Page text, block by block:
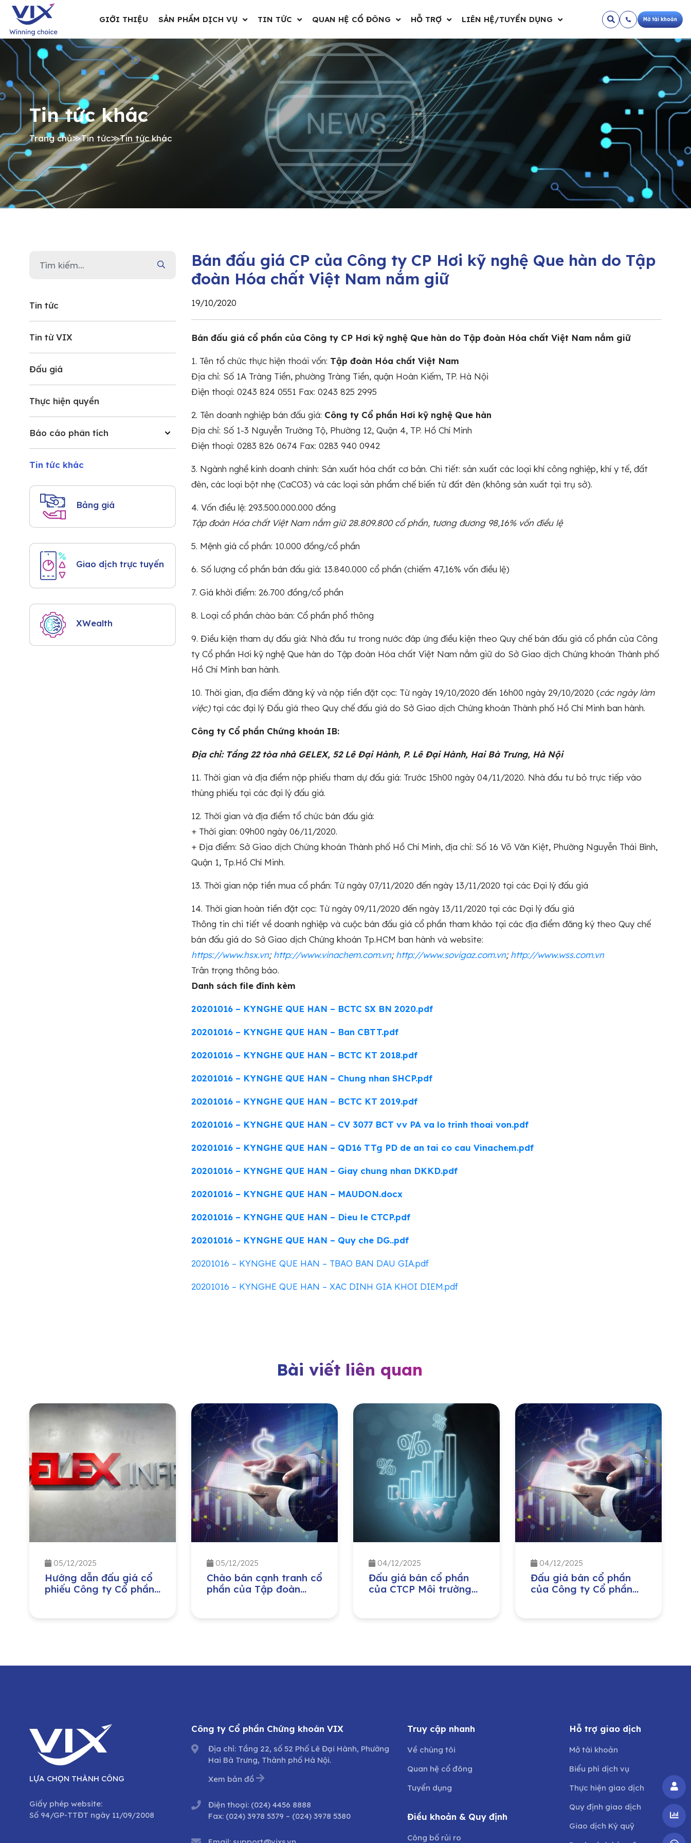
GIỚI THIỆU SẢN PHẨM DỊCH VỤ TIN TỨC QUAN HỆ CỔ ĐÔNG HỖ TRỢ LIÊN HỆ/TUYỂN DỤNG Mở tài khoản
Tin tức khác
Trang chủ≫Tin tức≫Tin tức khác
Tin tức
Tin từ VIX
Đấu giá
Thực hiện quyền
Báo cáo phân tích
Tin tức khác
Bảng giá
Giao dịch trực tuyến
XWealth
Bán đấu giá CP của Công ty CP Hơi kỹ nghệ Que hàn do Tập
đoàn Hóa chất Việt Nam nắm giữ
19/10/2020
Bán đấu giá cổ phần của Công ty CP Hơi kỹ nghệ Que hàn do Tập đoàn Hóa chất Việt Nam nắm giữ
1. Tên tổ chức thực hiện thoái vốn: Tập đoàn Hóa chất Việt Nam
Địa chỉ: Số 1A Tràng Tiền, phường Tràng Tiền, quận Hoàn Kiếm, TP. Hà Nội
Điện thoại: 0243 824 0551 Fax: 0243 825 2995
2. Tên doanh nghiệp bán đấu giá: Công ty Cổ phần Hơi kỹ nghệ Que hàn
Địa chỉ: Số 1-3 Nguyễn Trường Tộ, Phường 12, Quận 4, TP. Hồ Chí Minh
Điện thoại: 0283 826 0674 Fax: 0283 940 0942
3. Ngành nghề kinh doanh chính: Sản xuất hóa chất cơ bản. Chi tiết: sản xuất các loại khí công nghiệp, khí y tế, đất
đèn, các loại bột nhẹ (CaCO3) và các loại sản phẩm chế biến từ đất đèn (không sản xuất tại trụ sở).
4. Vốn điều lệ: 293.500.000.000 đồng
Tập đoàn Hóa chất Việt Nam nắm giữ 28.809.800 cổ phần, tương đương 98,16% vốn điều lệ
5. Mệnh giá cổ phần: 10.000 đồng/cổ phần
6. Số lượng cổ phần bán đấu giá: 13.840.000 cổ phần (chiếm 47,16% vốn điều lệ)
7. Giá khởi điểm: 26.700 đồng/cổ phần
8. Loại cổ phần chào bán: Cổ phần phổ thông
9. Điều kiện tham dự đấu giá: Nhà đầu tư trong nước đáp ứng điều kiện theo Quy chế bán đấu giá cổ phần của Công
ty Cổ phần Hơi kỹ nghệ Que hàn do Tập đoàn Hóa chất Việt Nam nắm giữ do Sở Giao dịch Chứng khoán Thành phố
Hồ Chí Minh ban hành.
10. Thời gian, địa điểm đăng ký và nộp tiền đặt cọc: Từ ngày 19/10/2020 đến 16h00 ngày 29/10/2020 (các ngày làm
việc)tại các đại lý Đấu giá theo Quy chế đấu giá do Sở Giao dịch Chứng khoán Thành phố Hồ Chí Minh ban hành.
Công ty Cổ phần Chứng khoán IB:
Địa chỉ: Tầng 22 tòa nhà GELEX, 52 Lê Đại Hành, P. Lê Đại Hành, Hai Bà Trưng, Hà Nội
11. Thời gian và địa điểm nộp phiếu tham dự đấu giá: Trước 15h00 ngày 04/11/2020. Nhà đầu tư bỏ trực tiếp vào
thùng phiếu tại các đại lý đấu giá.
12. Thời gian và địa điểm tổ chức bán đấu giá:
+ Thời gian: 09h00 ngày 06/11/2020.
+ Địa điểm: Sở Giao dịch Chứng khoán Thành phố Hồ Chí Minh, địa chỉ: Số 16 Võ Văn Kiệt, Phường Nguyễn Thái Bình,
Quận 1, Tp.Hồ Chí Minh.
13. Thời gian nộp tiền mua cổ phần: Từ ngày 07/11/2020 đến ngày 13/11/2020 tại các Đại lý đấu giá
14. Thời gian hoàn tiền đặt cọc: Từ ngày 09/11/2020 đến ngày 13/11/2020 tại các Đại lý đấu giá
Thông tin chi tiết về doanh nghiệp và cuộc bán đấu giá cổ phần tham khảo tại các địa điểm đăng ký theo Quy chế
bán đấu giá do Sở Giao dịch Chứng khoán Tp.HCM ban hành và website:
https://www.hsx.vn; http://www.vinachem.com.vn;http://www.sovigaz.com.vn;http://www.wss.com.vn
Trân trọng thông báo.
Danh sách file đính kèm
20201016 – KYNGHE QUE HAN – BCTC SX BN 2020.pdf
20201016 – KYNGHE QUE HAN – Ban CBTT.pdf
20201016 – KYNGHE QUE HAN – BCTC KT 2018.pdf
20201016 – KYNGHE QUE HAN – Chung nhan SHCP.pdf
20201016 – KYNGHE QUE HAN – BCTC KT 2019.pdf
20201016 – KYNGHE QUE HAN – CV 3077 BCT vv PA va lo trinh thoai von.pdf
20201016 – KYNGHE QUE HAN – QD16 TTg PD de an tai co cau Vinachem.pdf
20201016 – KYNGHE QUE HAN – Giay chung nhan DKKD.pdf
20201016 – KYNGHE QUE HAN – MAUDON.docx
20201016 – KYNGHE QUE HAN – Dieu le CTCP.pdf
20201016 – KYNGHE QUE HAN – Quy che DG..pdf
20201016 – KYNGHE QUE HAN – TBAO BAN DAU GIA.pdf
20201016 – KYNGHE QUE HAN – XAC DINH GIA KHOI DIEM.pdf
Bài viết liên quan
05/12/2025
Hướng dẫn đấu giá cổ
phiếu Công ty Cổ phần
05/12/2025
Chào bán cạnh tranh cổ
phần của Tập đoàn
cổ phần (PVMR)
04/12/2025
Đấu giá bán cổ phần
của CTCP Môi trường
04/12/2025
Đấu giá bán cổ phần
của Công ty Cổ phần
LỰA CHỌN THÀNH CÔNG
Giấy phép website:
Số 94/GP-TTĐT ngày 11/09/2008
Công ty Cổ phần Chứng khoán VIX
Địa chỉ: Tầng 22, số 52 Phố Lê Đại Hành, Phường
Hai Bà Trưng, Thành phố Hà Nội.
Xem bản đồ
Điện thoại: (024) 4456 8888
Fax: (024) 3978 5379 – (024) 3978 5380
Truy cập nhanh
Về chúng tôi
Quan hệ cổ đông
Tuyển dụng
Điều khoản & Quy định
Công bố rủi ro
Hỗ trợ giao dịch
Mở tài khoản
Biểu phí dịch vụ
Thực hiện giao dịch
Quy định giao dịch
Giao dịch Ký quỹ